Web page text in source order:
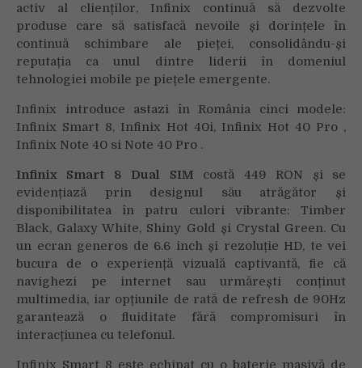
activ al clienților, Infinix continuă să dezvolte
produse care să satisfacă nevoile și dorințele în
continuă schimbare ale pieței, consolidându-și
reputația ca unul dintre liderii în domeniul
tehnologiei mobile pe piețele emergente.
Infinix introduce astazi în România cinci modele:
Infinix Smart 8, Infinix Hot 40i, Infinix Hot 40 Pro ,
Infinix Note 40 si Note 40 Pro .
Infinix Smart 8 Dual SIM costă 449 RON și se
evidențiază prin designul său atrăgător și
disponibilitatea în patru culori vibrante: Timber
Black, Galaxy White, Shiny Gold și Crystal Green. Cu
un ecran generos de 6.6 inch și rezoluție HD, te vei
bucura de o experiență vizuală captivantă, fie că
navighezi pe internet sau urmărești conținut
multimedia, iar opțiunile de rată de refresh de 90Hz
garantează o fluiditate fără compromisuri în
interacțiunea cu telefonul.
Infinix Smart 8 este echipat cu o baterie masivă de